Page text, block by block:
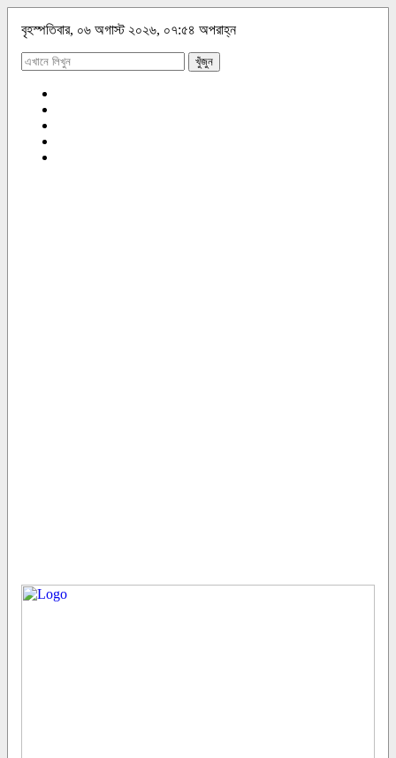
বৃহস্পতিবার, ০৬ অগাস্ট ২০২৬, ০৭:৫৪ অপরাহ্ন
খুঁজুন